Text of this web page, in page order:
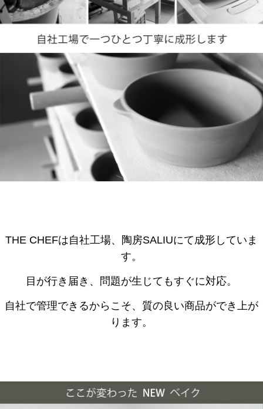
THE CHEFは自社工場、陶房SALIUにて成形していま
す。
目が行き届き、問題が生じてもすぐに対応。
自社で管理できるからこそ、質の良い商品ができ上が
ります。